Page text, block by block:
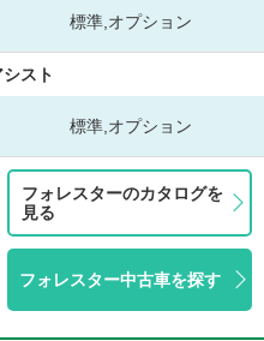
標準,オプション
スト
標準,オプション
フォレスターのカタログを
見る
フォレスター中古車を探す